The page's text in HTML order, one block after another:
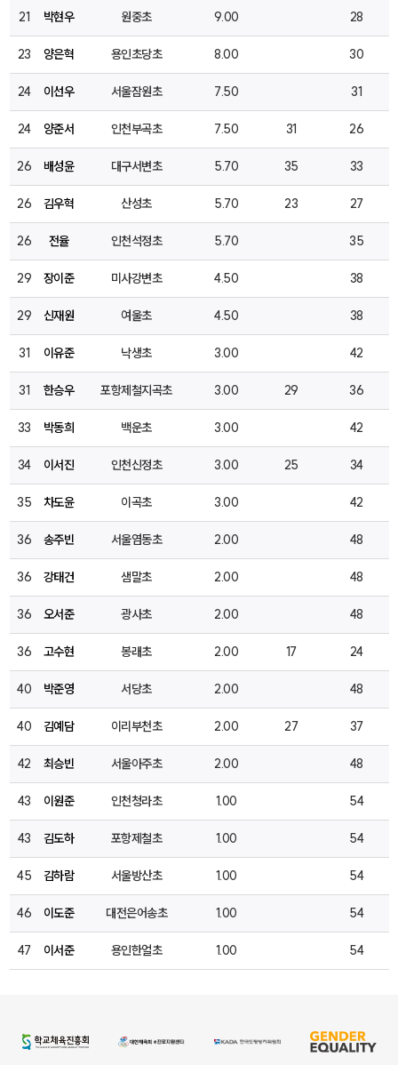
21 박현우 원중초 9.00 28
23 양은혁 용인초당초 8.00 30
24 이선우 서울잠원초 7.50 31
24 양준서 인천부곡초 7.50 31 26
26 배성윤 대구서변초 5.70 35 33
26 김우혁 산성초 5.70 23 27
26 전율 인천석정초 5.70 35
29 장이준 미사강변초 4.50 38
29 신재원 여울초 4.50 38
31 이유준 낙생초 3.00 42
31 한승우 포항제철지곡초 3.00 29 36
33 박동희 백운초 3.00 42
34 이서진 인천신정초 3.00 25 34
35 차도윤 이곡초 3.00 42
36 송주빈 서울염동초 2.00 48
36 강태건 샘말초 2.00 48
36 오서준 광사초 2.00 48
36 고수현 봉래초 2.00 17 24
40 박준영 서당초 2.00 48
40 김예담 이리부천초 2.00 27 37
42 최승빈 서울아주초 2.00 48
43 이원준 인천청라초 1.00 54
43 김도하 포항제철초 1.00 54
45 김하람 서울방산초 1.00 54
46 이도준 대전은어송초 1.00 54
47 이서준 용인한얼초 1.00 54